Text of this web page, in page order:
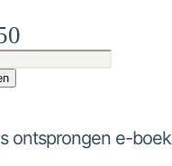
ontsprongen e-boek